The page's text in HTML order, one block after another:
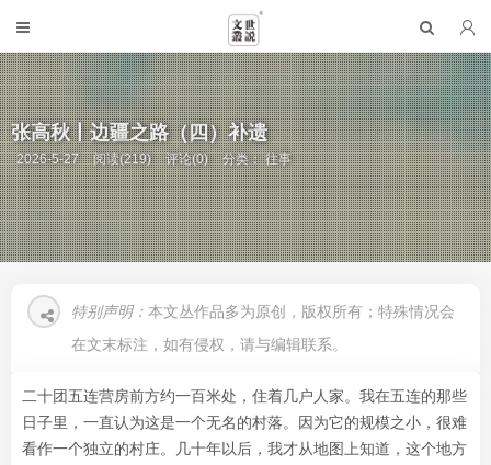
张高秋丨边疆之路（四）补遗
2026-5-27 阅读(219) 评论(0) 分类：往事
特别声明： 本文丛作品多为原创，版权所有；特殊情况会
在文末标注，如有侵权，请与编辑联系。
二十团五连营房前方约一百米处，住着几户人家。我在五连的那些
日子里，一直认为这是一个无名的村落。因为它的规模之小，很难
看作一个独立的村庄。几十年以后，我才从地图上知道，这个地方